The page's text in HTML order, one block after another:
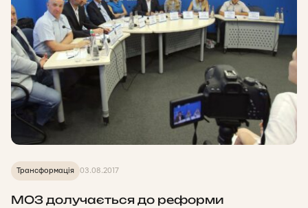
Трансформація 03.08.2017
МОЗ долучається до реформи